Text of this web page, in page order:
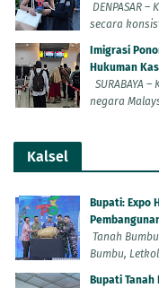
DENPASAR
secara
Imigrasi
Hukuman
SURABAYA
negara
Kalsel
Bupati: Expo
Tanah
Bumbu,
Bupati Tanah